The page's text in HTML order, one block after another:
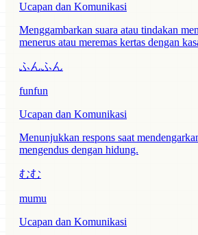
Ucapan dan Komunikasi
Menggambarkan suara atau tindakan
menerus atau meremas kertas dengan
ふんふん
funfun
Ucapan dan Komunikasi
Menunjukkan respons saat
mengendus dengan hidung.
むむ
mumu
Ucapan dan Komunikasi